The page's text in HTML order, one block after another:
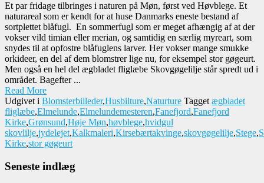
Et par fridage tilbringes i naturen på Møn, først ved Høvblege. Et
naturareal som er kendt for at huse Danmarks eneste bestand af
sortplettet blåfugl. En sommerfugl som er meget afhængig af at der
vokser vild timian eller merian, og samtidig en særlig myreart, som
snydes til at opfostre blåfuglens larver. Her vokser mange smukke
orkideer, en del af dem blomstrer lige nu, for eksempel stor gøgeurt.
Men også en hel del ægbladet fliglæbe Skovgøgelilje står spredt ud i
området. Bagefter ...
Read More
Udgivet i Blomsterbilleder,Husbilture,Naturture Taggetægbladet
fliglæbe,Elmelunde,Elmelundemesteren,Fanefjord,Fanefjord
Kirke,Grønsund,Høje Møn,høvblege,hvidgul
skovlilje,jydelejet,Kalkmaleri,Kirsebærtakvinge,skovgøgelilje,Stege,
Kirke,stor gøgeurt
Seneste indlæg